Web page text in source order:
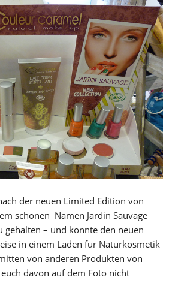
der neuen Limited Edition von
schönen Namen Jardin Sauvage
gehalten – und konnte den neuen
in einem Laden für Naturkosmetik
von anderen Produkten von
davon auf dem Foto nicht